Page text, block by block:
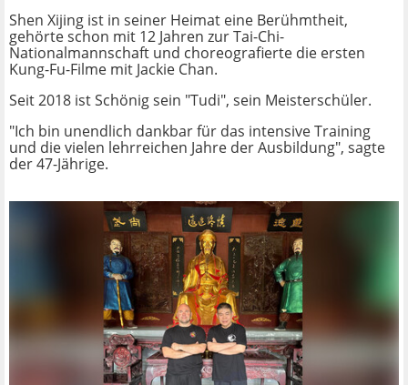
Shen Xijing ist in seiner Heimat eine Berühmtheit,
gehörte schon mit 12 Jahren zur Tai-Chi-
Nationalmannschaft und choreografierte die ersten
Kung-Fu-Filme mit Jackie Chan.
Seit 2018 ist Schönig sein "Tudi", sein Meisterschüler.
"Ich bin unendlich dankbar für das intensive Training
und die vielen lehrreichen Jahre der Ausbildung", sagte
der 47-Jährige.